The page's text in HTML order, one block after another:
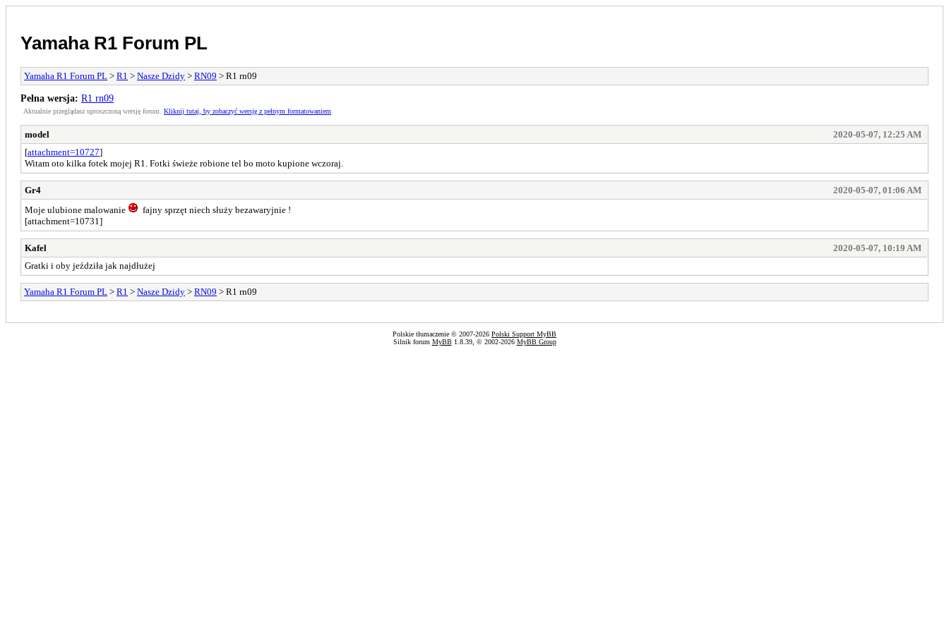
Yamaha R1 Forum PL
Yamaha R1 Forum PL > R1 > Nasze Dzidy > RN09 > R1 rn09
Pełna wersja: R1 rn09
Aktualnie przeglądasz uproszczoną wersję forum. Kliknij tutaj, by zobaczyć wersję z pełnym formatowaniem
model
2020-05-07, 12:25 AM
[attachment=10727]
Witam oto kilka fotek mojej R1. Fotki świeże robione tel bo moto kupione wczoraj.
Gr4
2020-05-07, 01:06 AM
Moje ulubione malowanie
fajny sprzęt niech służy bezawaryjnie !
[attachment=10731]
Kafel
2020-05-07, 10:19 AM
Gratki i oby jeździła jak najdłużej
Yamaha R1 Forum PL > R1 > Nasze Dzidy > RN09 > R1 rn09
Polskie tłumaczenie © 2007-2026 Polski Support MyBB
Silnik forum MyBB1.8.39, © 2002-2026 MyBB Group